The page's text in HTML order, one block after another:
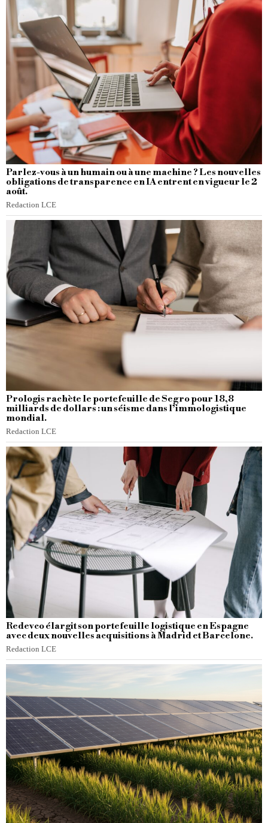
Parlez-vous à un humain ou à une machine ? Les nouvelles
obligations de transparence en IA entrent en vigueur le 2
août.
Redaction LCE
Prologis rachète le portefeuille de Segro pour 18,8
milliards de dollars : un séisme dans l’immologistique
mondial.
Redaction LCE
Redevco élargit son portefeuille logistique en Espagne
avec deux nouvelles acquisitions à Madrid et Barcelone.
Redaction LCE